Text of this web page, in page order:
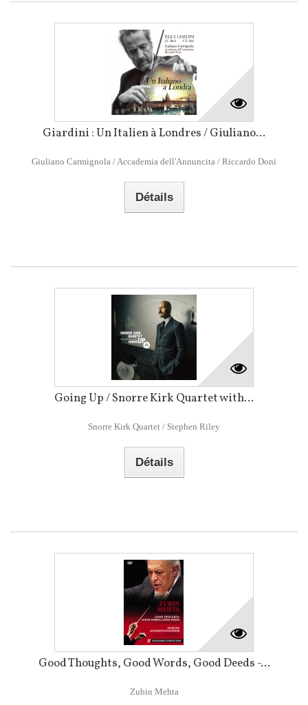
Giardini : Un Italien à Londres / Giuliano...
Giuliano Carmignola / Accademia dell'Annuncita / Riccardo Doni
Détails
Going Up / Snorre Kirk Quartet with...
Snorre Kirk Quartet / Stephen Riley
Détails
Good Thoughts, Good Words, Good Deeds -...
Zubin Mehta